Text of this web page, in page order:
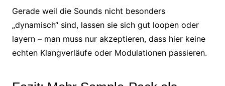
Gerade weil die Sounds nicht besonders
„dynamisch“ sind, lassen sie sich gut loopen oder
layern – man muss nur akzeptieren, dass hier keine
echten Klangverläufe oder Modulationen passieren.